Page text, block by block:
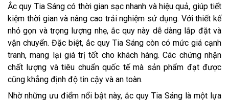
Ắc quy Tia Sáng có thời gian sạc nhanh và hiệu quả, giúp tiết
kiệm thời gian và nâng cao trải nghiệm sử dụng. Với thiết kế
nhỏ gọn và trọng lượng nhẹ, ắc quy này dễ dàng lắp đặt và
vận chuyển. Đặc biệt, ắc quy Tia Sáng còn có mức giá cạnh
tranh, mang lại giá trị tốt cho khách hàng. Các chứng nhận
chất lượng và tiêu chuẩn quốc tế mà sản phẩm đạt được
cũng khẳng định độ tin cậy và an toàn.
Nhờ những ưu điểm nổi bật này, ắc quy Tia Sáng là một lựa